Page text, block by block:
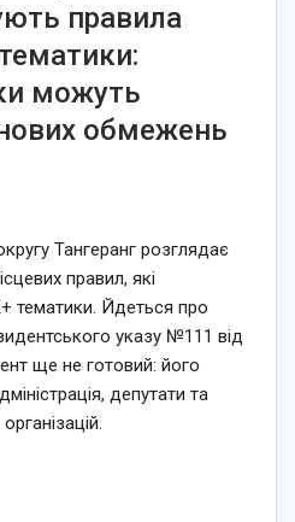
правила
можуть
обмежень
Тангеранг розглядає
правил, які
тематики. Йдеться про
указу №111 від
ще не готовий: його
депутати та